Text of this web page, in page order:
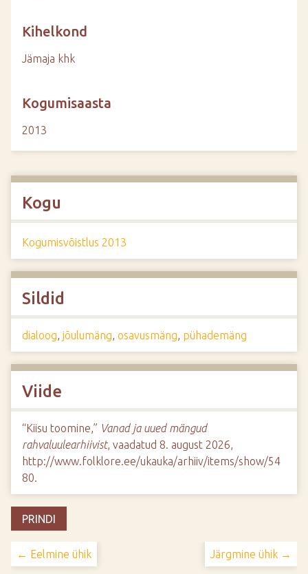
Kihelkond
Jämaja khk
Kogumisaasta
2013
Kogu
Kogumisvõistlus 2013
Sildid
dialoog, jõulumäng, osavusmäng, pühademäng
Viide
“Kiisu toomine,” Vanad ja uued mängud
rahvaluulearhiivist, vaadatud 8. august 2026,
http://www.folklore.ee/ukauka/arhiiv/items/show/54
80.
PRINDI
← Eelmine ühik Järgmine ühik →